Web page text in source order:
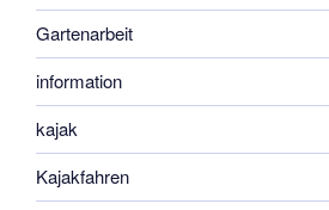
Gartenarbeit
information
kajak
Kajakfahren